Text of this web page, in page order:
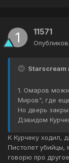
11571
Starscream
1. Омаров
Миров", где
Но дверь
Дэвидом
К Курчеку ходил,
Пистолет
говорю про